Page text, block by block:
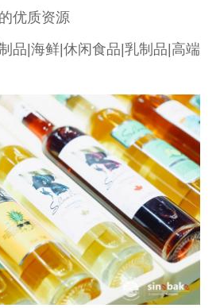
优质资源
品|海鲜|休闲食品|乳制品|高端